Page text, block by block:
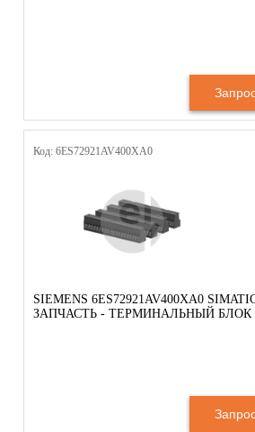
Код: 6ES72921AV400XA0
SIEMENS 6ES72921AV400XA0
ЗАПЧАСТЬ - ТЕРМИНАЛЬНЫЙ БЛОК